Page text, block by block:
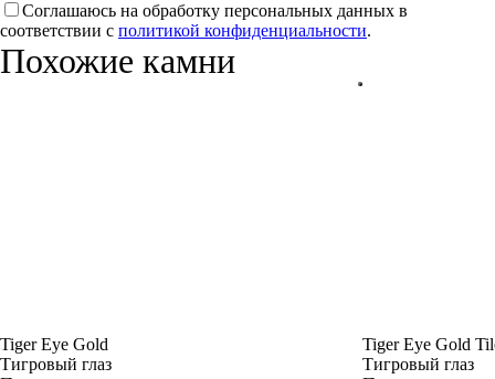
Соглашаюсь на обработку персональных данных в
соответствии с политикой конфиденциальности.
Похожие камни
Tiger Eye Gold
Тигровый глаз
Tiger Eye Gold
Тигровый глаз